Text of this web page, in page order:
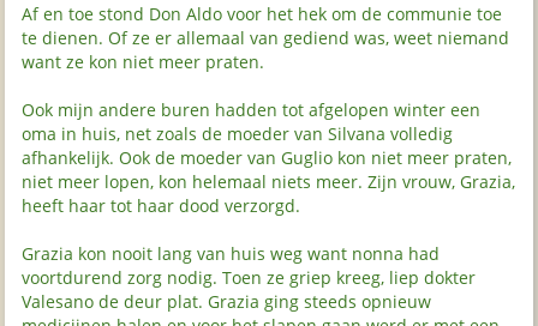
Af en toe stond Don Aldo voor het hek om de communie toe
te dienen. Of ze er allemaal van gediend was, weet niemand
want ze kon niet meer praten.
Ook mijn andere buren hadden tot afgelopen winter een
oma in huis, net zoals de moeder van Silvana volledig
afhankelijk. Ook de moeder van Guglio kon niet meer praten,
niet meer lopen, kon helemaal niets meer. Zijn vrouw, Grazia,
heeft haar tot haar dood verzorgd.
Grazia kon nooit lang van huis weg want nonna had
voortdurend zorg nodig. Toen ze griep kreeg, liep dokter
Valesano de deur plat. Grazia ging steeds opnieuw